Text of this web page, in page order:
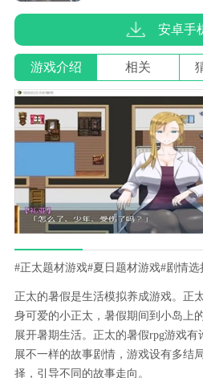
安卓手
游戏介绍 相关
#正太题材游戏#夏日题材游戏#剧情选
正太的暑假是生活模拟养成游戏。正
身可爱的小正太，暑假期间到小岛上
展开暑期生活。正太的暑假rpg游戏
展不一样的故事剧情，游戏设有多结
择，引导不同的故事走向。